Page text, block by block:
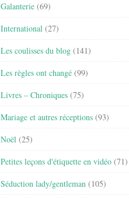
Galanterie (69)
International (27)
Les coulisses du blog (141)
Les règles ont changé (99)
Livres – Chroniques (75)
Mariage et autres réceptions (93)
Noël (25)
Petites leçons d'étiquette en vidéo (71)
Séduction lady/gentleman (105)